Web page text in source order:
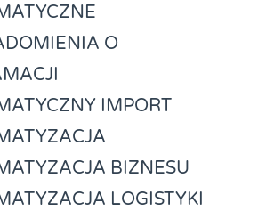
O
IMPORT
BIZNESU
LOGISTYKI